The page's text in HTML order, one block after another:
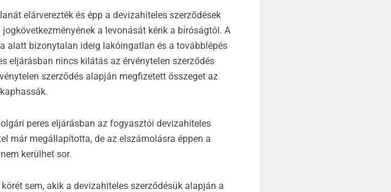
elárverezték és épp a devizahiteles szerződések
a levonását kérik a bíróságtól. A
alatt bizonytalan ideig lakóingatlan és a továbblépés
eljárásban nincs kilátás az érvénytelen szerződés
szerződés alapján megfizetett összeget az
peres eljárásban az fogyasztói devizahiteles
már megállapította, de az elszámolásra éppen a
kerülhet sor.
sem, akik a devizahiteles szerződésük alapján a